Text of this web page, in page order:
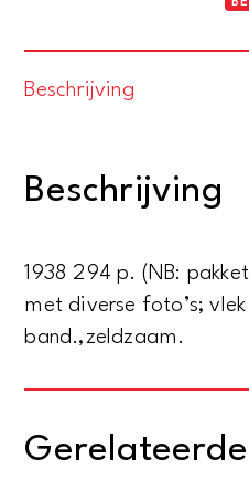
Beschrijving
Beschrijving
1938 294 p. (NB:
met diverse foto’s;
band.,zeldzaam.